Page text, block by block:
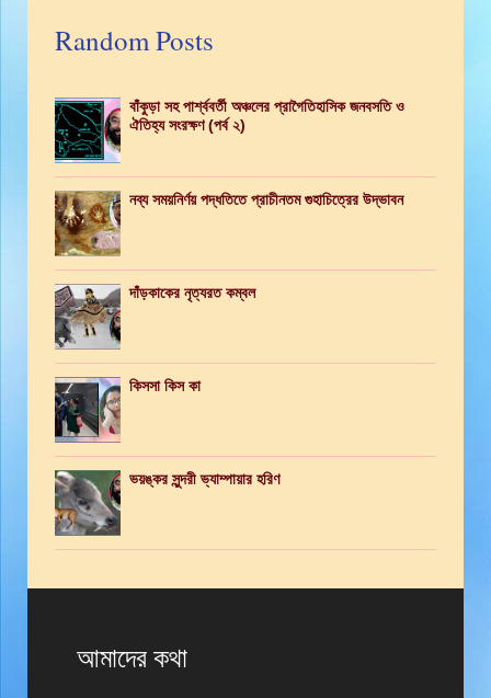
Random Posts
বাঁকুড়া সহ পার্শ্ববর্তী অঞ্চলের প্রাগৈতিহাসিক জনবসতি ও
ঐতিহ্য সংরক্ষণ (পর্ব ২)
নব্য সময়নির্ণয় পদ্ধতিতে প্রাচীনতম গুহাচিত্রের উদ্ভাবন
দাঁড়কাকের নৃত্যরত কম্বল
কিসসা কিস কা
ভয়ঙ্কর সুন্দরী ভ্যাম্পায়ার হরিণ
আমাদের কথা